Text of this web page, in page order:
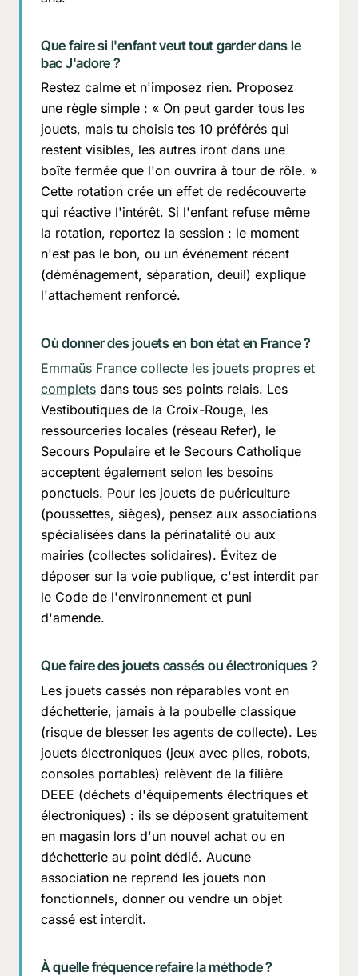
Que faire si l'enfant veut tout garder dans le
bac J'adore ?
Restez calme et n'imposez rien. Proposez
une règle simple : « On peut garder tous les
jouets, mais tu choisis tes 10 préférés qui
restent visibles, les autres iront dans une
boîte fermée que l'on ouvrira à tour de rôle. »
Cette rotation crée un effet de redécouverte
qui réactive l'intérêt. Si l'enfant refuse même
la rotation, reportez la session : le moment
n'est pas le bon, ou un événement récent
(déménagement, séparation, deuil) explique
l'attachement renforcé.
Où donner des jouets en bon état en France ?
Emmaüs France collecte les jouets propres et
complets dans tous ses points relais. Les
Vestiboutiques de la Croix-Rouge, les
ressourceries locales (réseau Refer), le
Secours Populaire et le Secours Catholique
acceptent également selon les besoins
ponctuels. Pour les jouets de puériculture
(poussettes, sièges), pensez aux associations
spécialisées dans la périnatalité ou aux
mairies (collectes solidaires). Évitez de
déposer sur la voie publique, c'est interdit par
le Code de l'environnement et puni
d'amende.
Que faire des jouets cassés ou électroniques ?
Les jouets cassés non réparables vont en
déchetterie, jamais à la poubelle classique
(risque de blesser les agents de collecte). Les
jouets électroniques (jeux avec piles, robots,
consoles portables) relèvent de la filière
DEEE (déchets d'équipements électriques et
électroniques) : ils se déposent gratuitement
en magasin lors d'un nouvel achat ou en
déchetterie au point dédié. Aucune
association ne reprend les jouets non
fonctionnels, donner ou vendre un objet
cassé est interdit.
À quelle fréquence refaire la méthode ?